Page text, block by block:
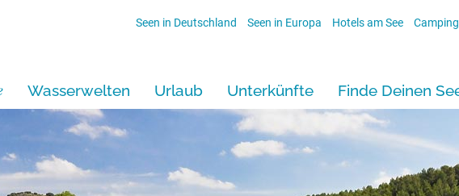
Seen in Deutschland Seen in Europa Hotels am See
Wasserwelten Urlaub Unterkünfte Finde Deinen